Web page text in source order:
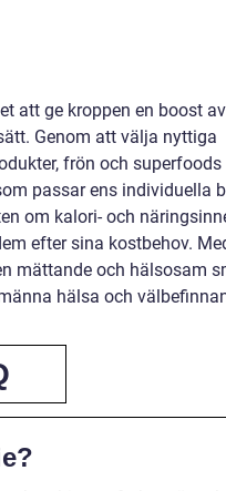
att ge kroppen en boost av
Genom att välja nyttiga
frön och
passar ens individuella
om kalori- och
efter sina kostbehov.
mättande och hälsosam
hälsa och